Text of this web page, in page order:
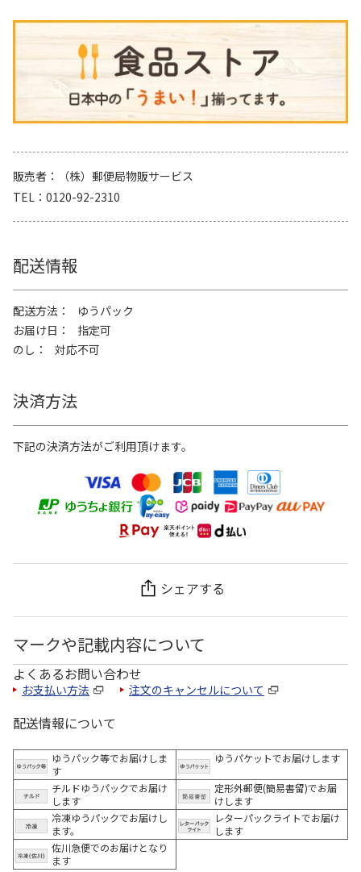
販売者
（株）郵便局物販サービス
TEL
0120-92-2310
配送情報
配送方法
ゆうパック
お届け日
指定可
のし
対応不可
決済方法
下記の決済方法がご利用頂けます。
シェアする
マークや記載内容について
よくあるお問い合わせ
お支払い方法 注文のキャンセルについて
配送情報について
ゆうパック等でお届けしま
す
ゆうパケットでお届けします
チルドゆうパックでお届け
します
定形外郵便(簡易書留)でお届
けします
冷凍ゆうパックでお届けし
ます。
レターパックライトでお届け
します
佐川急便でのお届けとなり
ます